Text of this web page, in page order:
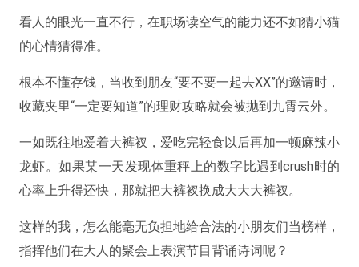
看人的眼光一直不行，在职场读空气的能力还不如猜小猫
的心情猜得准。
根本不懂存钱，当收到朋友“要不要一起去XX”的邀请时，
收藏夹里“一定要知道”的理财攻略就会被抛到九霄云外。
一如既往地爱着大裤衩，爱吃完轻食以后再加一顿麻辣小
龙虾。如果某一天发现体重秤上的数字比遇到crush时的
心率上升得还快，那就把大裤衩换成大大大裤衩。
这样的我，怎么能毫无负担地给合法的小朋友们当榜样，
指挥他们在大人的聚会上表演节目背诵诗词呢？